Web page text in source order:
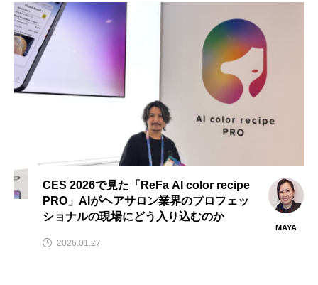
CES 2026で見た「ReFa AI color recipe
PRO」AIがヘアサロン業界のプロフェッ
ショナルの現場にどう入り込むのか
MAYA
2026.01.27